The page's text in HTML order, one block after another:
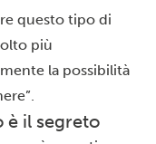
questo tipo di
più
la possibilità
è il segreto